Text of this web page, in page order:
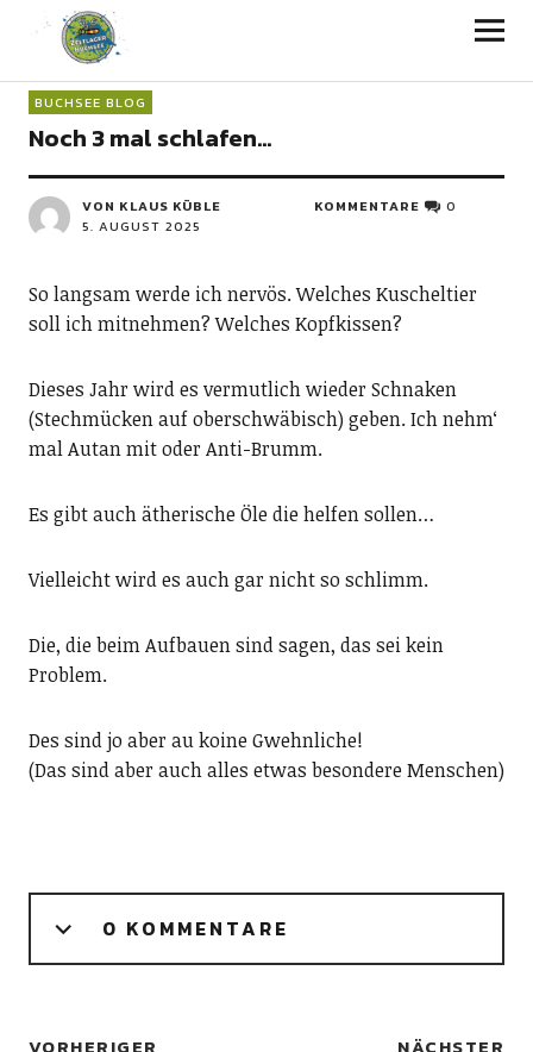
BUCHSEE BLOG
Noch 3 mal schlafen…
VON KLAUS KÜBLE
5. AUGUST 2025
KOMMENTARE 0
So langsam werde ich nervös. Welches Kuscheltier
soll ich mitnehmen? Welches Kopfkissen?
Dieses Jahr wird es vermutlich wieder Schnaken
(Stechmücken auf oberschwäbisch) geben. Ich nehm‘
mal Autan mit oder Anti-Brumm.
Es gibt auch ätherische Öle die helfen sollen…
Vielleicht wird es auch gar nicht so schlimm.
Die, die beim Aufbauen sind sagen, das sei kein
Problem.
Des sind jo aber au koine Gwehnliche!
(Das sind aber auch alles etwas besondere Menschen)
0 KOMMENTARE